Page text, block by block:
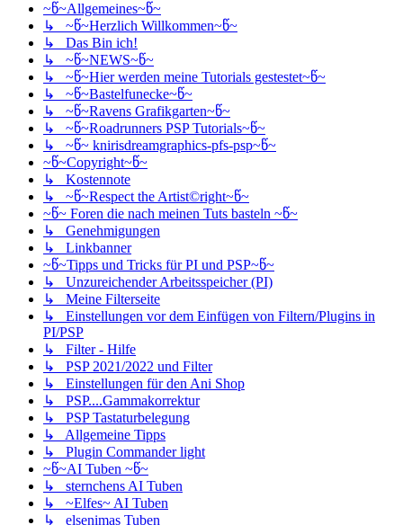
~წ~Allgemeines~წ~
↳ ~წ~Herzlich Willkommen~წ~
↳ Das Bin ich!
↳ ~წ~NEWS~წ~
↳ ~წ~Hier werden meine Tutorials gestestet~წ~
↳ ~წ~Bastelfunecke~წ~
↳ ~წ~Ravens Grafikgarten~წ~
↳ ~წ~Roadrunners PSP Tutorials~წ~
↳ ~წ~ knirisdreamgraphics-pfs-psp~წ~
~წ~Copyright~წ~
↳ Kostennote
↳ ~წ~Respect the Artist©right~წ~
~წ~ Foren die nach meinen Tuts basteln ~წ~
↳ Genehmigungen
↳ Linkbanner
~წ~Tipps und Tricks für PI und PSP~წ~
↳ Unzureichender Arbeitsspeicher (PI)
↳ Meine Filterseite
↳ Einstellungen vor dem Einfügen von Filtern/Plugins in
PI/PSP
↳ Filter - Hilfe
↳ PSP 2021/2022 und Filter
↳ Einstellungen für den Ani Shop
↳ PSP....Gammakorrektur
↳ PSP Tastaturbelegung
↳ Allgemeine Tipps
↳ Plugin Commander light
~წ~AI Tuben ~წ~
↳ sternchens AI Tuben
↳ ~Elfes~ AI Tuben
↳ elsenimas Tuben